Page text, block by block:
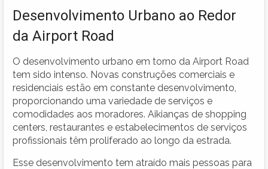
Desenvolvimento Urbano ao Redor
da Airport Road
O desenvolvimento urbano em torno da Airport Road
tem sido intenso. Novas construções comerciais e
residenciais estão em constante desenvolvimento,
proporcionando uma variedade de serviços e
comodidades aos moradores. Aikianças de shopping
centers, restaurantes e estabelecimentos de serviços
profissionais têm proliferado ao longo da estrada.
Esse desenvolvimento tem atraído mais pessoas para